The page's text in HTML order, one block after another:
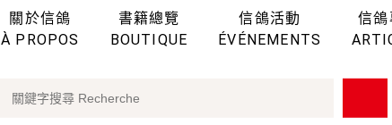
關於信鴿
À PROPOS
書籍總覽
BOUTIQUE
信鴿活動
ÉVÉNEMENTS
信鴿